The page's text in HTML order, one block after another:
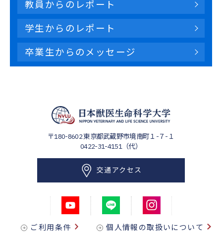
教員からのレポート
学生からのレポート
卒業生からのメッセージ
〒180-8602東京都武蔵野市境南町１-７-１
0422-31-4151（代）
交通アクセス
ご利用条件 個人情報の取扱いについて